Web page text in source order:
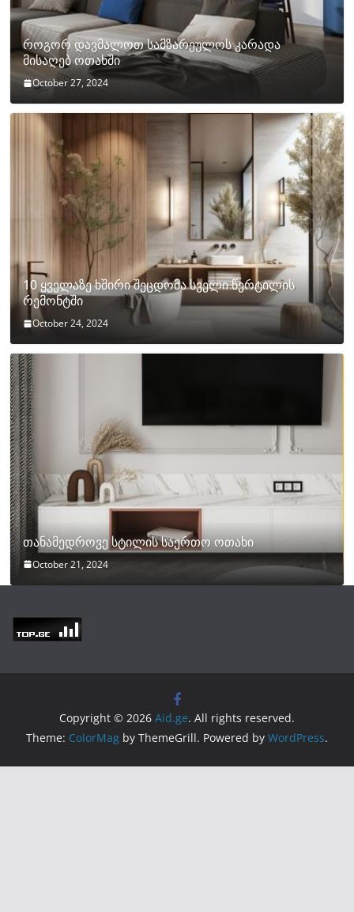
როგორ დავმალოთ სამზარეულოს კარადა
მისაღებ ოთახში
October 27, 2024
10 ყველაზე ხშირი შეცდომა სველი წერტილის
რემონტში
October 24, 2024
თანამედროვე სტილის საერთო ოთახი
October 21, 2024
Copyright © 2026 Aid.ge. All rights reserved.
Theme: ColorMag by ThemeGrill. Powered by WordPress.